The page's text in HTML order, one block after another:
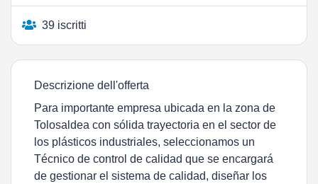
39 iscritti
Descrizione dell'offerta
Para importante empresa ubicada en la zona de
Tolosaldea con sólida trayectoria en el sector de
los plásticos industriales, seleccionamos un
Técnico de control de calidad que se encargará
de gestionar el sistema de calidad, diseñar los